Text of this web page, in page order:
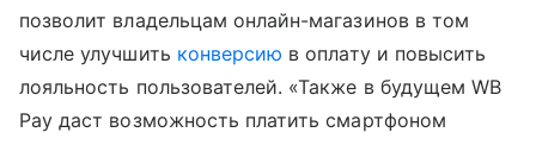
позволит владельцам онлайн-магазинов в том
числе улучшить конверсию в оплату и повысить
лояльность пользователей. «Также в будущем WB
Pay даст возможность платить смартфоном